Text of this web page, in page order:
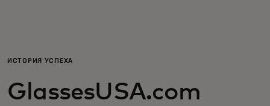
Для бизнеса
Для всего мира
ИСТОРИЯ УСПЕХА
GlassesUSA.com